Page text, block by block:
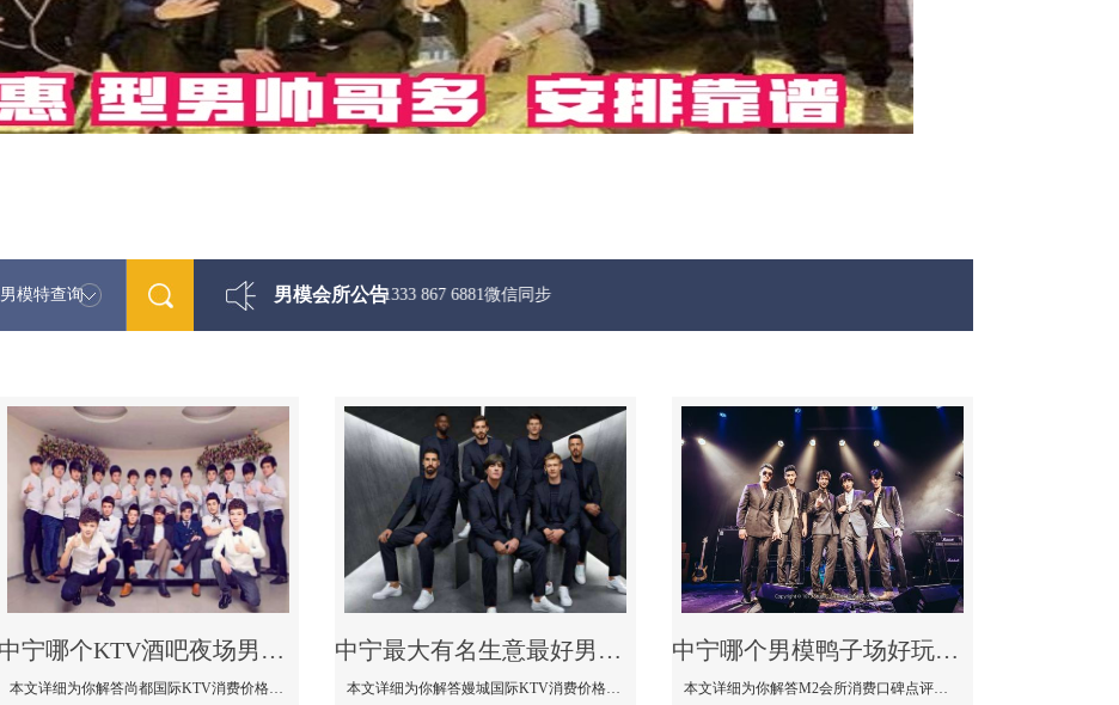
男模特查询 男模会所公告
最新男模娱乐资讯免费咨询 1333 867 6881微信同步
中宁哪个KTV酒吧夜场男模公关型男最帅-尚都国际KTV消费价格点评
本文详细为你解答尚都国际KTV消费价格点评，更多关于哪个KTV酒吧夜场男模公关型男最帅免费咨询1333 867 6881微信同步
中宁最大有名生意最好男模少爷场KTV体验-嫚城国际KTV消费价格点评
本文详细为你解答嫚城国际KTV消费价格口碑点评，更多关于最大有名生意最好男模少爷场KTV体验免费咨询1333 867 6881微信同步！
中宁哪个男模鸭子场好玩陪酒服务好-M2会所KTV消费口碑点评
本文详细为你解答M2会所消费口碑点评，更多关于哪个男模鸭子场好玩陪酒服务好免费咨询1333 867 6881微信同步！